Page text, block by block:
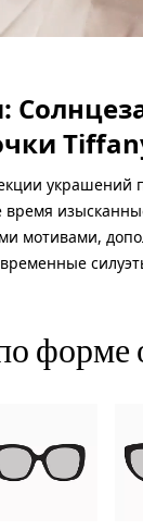
украшений
мотивами,
форме